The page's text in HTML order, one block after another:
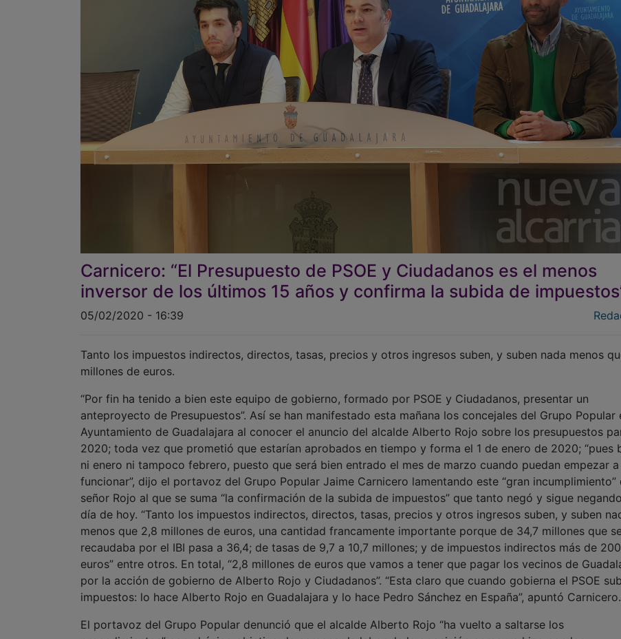
Carnicero: “El Presupuesto de PSOE y Ciudadanos es el menos
inversor de los últimos 15 años y confirma la subida de
05/02/2020 - 16:39
Tanto los impuestos indirectos, directos, tasas, precios y otros ingresos suben, y suben nada menos
millones de euros.
“Por fin ha tenido a bien este equipo de gobierno, formado por PSOE y Ciudadanos, presentar un
anteproyecto de Presupuestos”. Así se han manifestado esta mañana los concejales del Grupo Popular
Ayuntamiento de Guadalajara al conocer el anuncio del alcalde Alberto Rojo sobre los presupuestos
2020; toda vez que prometió que estarían aprobados en tiempo y forma el 1 de enero de 2020; “pues
ni enero ni tampoco febrero, puesto que será bien entrado el mes de marzo cuando puedan empezar a
funcionar”, dijo el portavoz del Grupo Popular Jaime Carnicero lamentando este “gran incumplimiento”
señor Rojo al que se suma “la confirmación de la subida de impuestos” que tanto negó y sigue
día de hoy. “Tanto los impuestos indirectos, directos, tasas, precios y otros ingresos suben, y suben
menos que 2,8 millones de euros, una cantidad francamente importante porque de 34,7 millones que
recaudaba por el IBI pasa a 36,4; de tasas de 9,7 a 10,7 millones; y de impuestos indirectos más de
euros” entre otros. En total, “2,8 millones de euros que vamos a tener que pagar los vecinos de
por la acción de gobierno de Alberto Rojo y Ciudadanos”. “Esta claro que cuando gobierna el PSOE
impuestos: lo hace Alberto Rojo en Guadalajara y lo hace Pedro Sánchez en España”, apuntó Carnicero.
El portavoz del Grupo Popular denunció que el alcalde Alberto Rojo “ha vuelto a saltarse los